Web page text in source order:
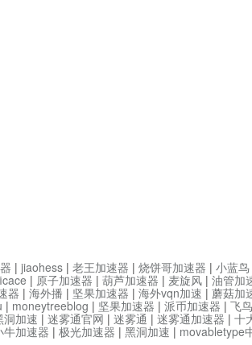
| jiaohess | 老王加速器 | 烧饼哥加速器 | 小蓝鸟
| 原子加速器 | 葫芦加速器 | 麦旋风 | 油管加
器 | 海外播 | 坚果加速器 | 海外vqn加速 | 蘑菇加
| moneytreeblog | 坚果加速器 | 派币加速器 | 飞
洞加速 | 迷雾通官网 | 迷雾通 | 迷雾通加速器 | 十
牛加速器 | 极光加速器 | 黑洞加速 | movabletype